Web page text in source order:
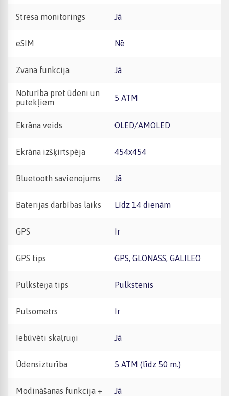
Stresa monitorings Jā
eSIM Nē
Zvana funkcija Jā
Noturība pret ūdeni un
putekļiem
5 ATM
Ekrāna veids OLED/AMOLED
Ekrāna izšķirtspēja 454x454
Bluetooth savienojums Jā
Baterijas darbības laiks Līdz 14 dienām
GPS Ir
GPS tips GPS, GLONASS, GALILEO
Pulksteņa tips Pulkstenis
Pulsometrs Ir
Iebūvēti skaļruņi Jā
Ūdensizturība 5 ATM (līdz 50 m.)
Modināšanas funkcija + Jā